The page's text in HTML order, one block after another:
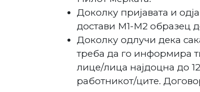
Доколку пријавата и
достави М1-М2 образец
Доколку одлучи дека
треба да го информира
лице/лица најдоцна до
работникот/ците.